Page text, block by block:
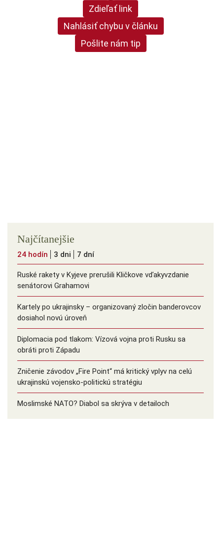
Zdieľať link
Nahlásiť chybu v článku
Pošlite nám tip
Najčítanejšie
24 hodín 3 dni 7 dní
Ruské rakety v Kyjeve prerušili Kličkove vďakyvzdanie
senátorovi Grahamovi
Kartely po ukrajinsky – organizovaný zločin banderovcov
dosiahol novú úroveň
Diplomacia pod tlakom: Vízová vojna proti Rusku sa
obráti proti Západu
Zničenie závodov „Fire Point“ má kritický vplyv na celú
ukrajinskú vojensko-politickú stratégiu
Moslimské NATO? Diabol sa skrýva v detailoch